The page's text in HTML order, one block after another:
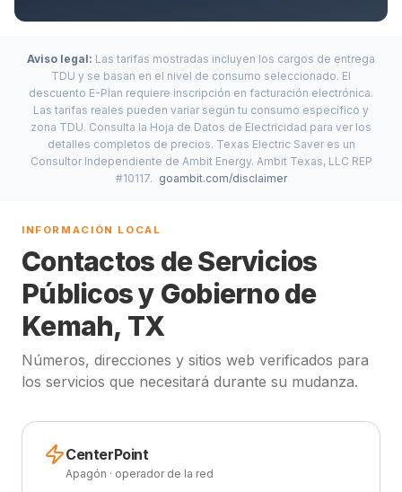
Aviso legal: Las tarifas mostradas incluyen los cargos de entrega
TDU y se basan en el nivel de consumo seleccionado. El
descuento E-Plan requiere inscripción en facturación electrónica.
Las tarifas reales pueden variar según tu consumo específico y
zona TDU. Consulta la Hoja de Datos de Electricidad para ver los
detalles completos de precios. Texas Electric Saver es un
Consultor Independiente de Ambit Energy. Ambit Texas, LLC REP
#10117. goambit.com/disclaimer
INFORMACIÓN LOCAL
Contactos de Servicios
Públicos y Gobierno de
Kemah, TX
Números, direcciones y sitios web verificados para
los servicios que necesitará durante su mudanza.
CenterPoint
Apagón · operador de la red